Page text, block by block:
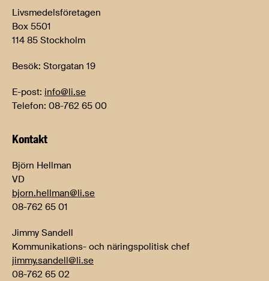
Livsmedelsföretagen
Box 5501
114 85 Stockholm
Besök: Storgatan 19
E-post: info@li.se
Telefon: 08-762 65 00
Kontakt
Björn Hellman
VD
bjorn.hellman@li.se
08-762 65 01
Jimmy Sandell
Kommunikations- och näringspolitisk chef
jimmy.sandell@li.se
08-762 65 02